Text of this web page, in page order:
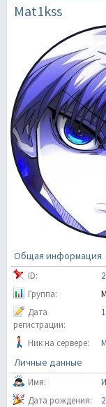
Mat1kss
Общая информация
ID:
Группа:
Дата
регистрации:
Ник на сервере:
Личные данные
Имя:
Дата рождения: